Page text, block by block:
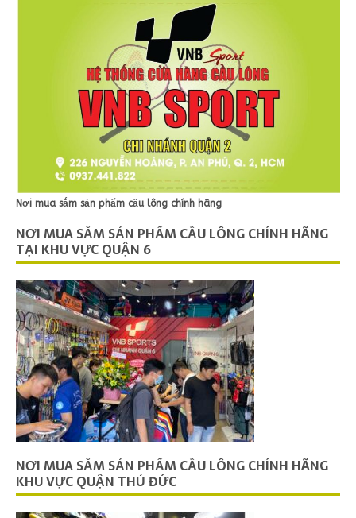
Nơi mua sắm sản phẩm cầu lông chính hãng
NƠI MUA SẮM SẢN PHẨM CẦU LÔNG CHÍNH HÃNG
TẠI KHU VỰC QUẬN 6
NƠI MUA SẮM SẢN PHẨM CẦU LÔNG CHÍNH HÃNG
KHU VỰC QUẬN THỦ ĐỨC